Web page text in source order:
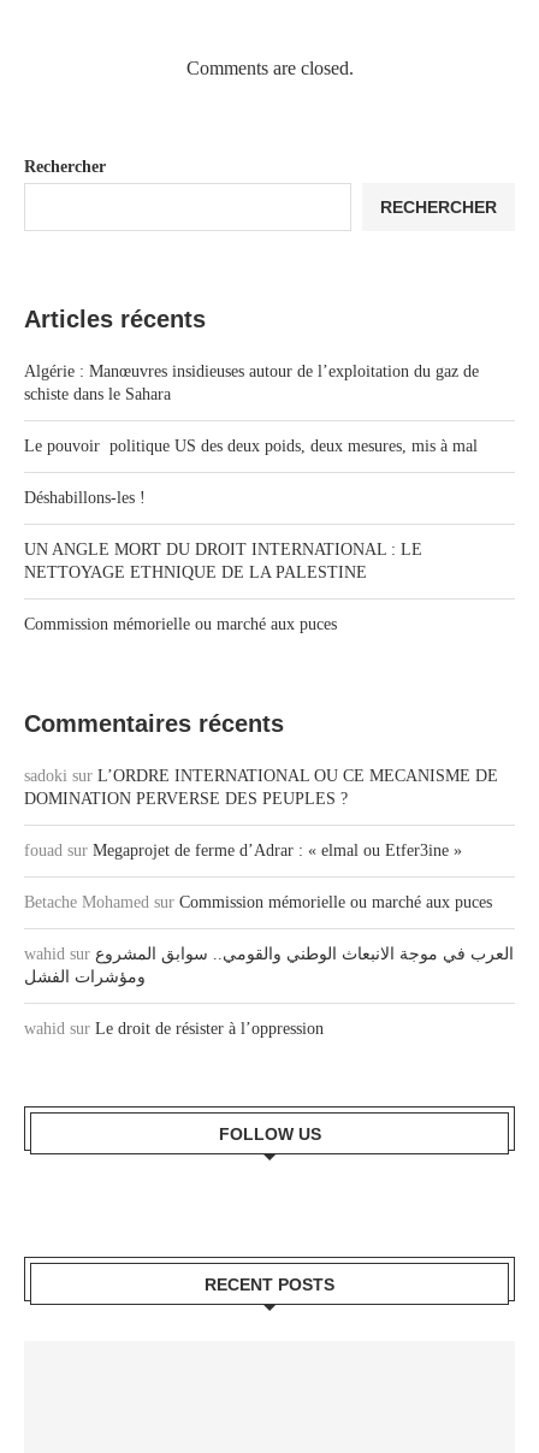
Comments are closed.
Rechercher
RECHERCHER
Articles récents
Algérie : Manœuvres insidieuses autour de l’exploitation du gaz de
schiste dans le Sahara
Le pouvoir politique US des deux poids, deux mesures, mis à mal
Déshabillons-les !
UN ANGLE MORT DU DROIT INTERNATIONAL : LE
NETTOYAGE ETHNIQUE DE LA PALESTINE
Commission mémorielle ou marché aux puces
Commentaires récents
sadoki sur L’ORDRE INTERNATIONAL OU CE MECANISME DE
DOMINATION PERVERSE DES PEUPLES ?
fouad sur Megaprojet de ferme d’Adrar : « elmal ou Etfer3ine »
Betache Mohamed sur Commission mémorielle ou marché aux puces
wahid sur العرب في موجة الانبعاث الوطني والقومي.. سوابق المشروع
ومؤشرات الفشل
wahid sur Le droit de résister à l’oppression
FOLLOW US
RECENT POSTS